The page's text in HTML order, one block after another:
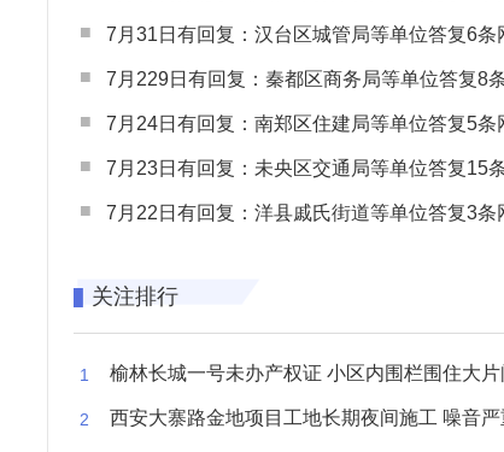
7月31日有回复：汉台区城管局等单位答复6条网民
7月229日有回复：秦都区商务局等单位答复8条网民
7月24日有回复：南郑区住建局等单位答复5条网民
7月23日有回复：未央区交通局等单位答复15条网民
7月22日有回复：洋县戚氏街道等单位答复3条网民
关注排行
榆林长城一号未办产权证 小区内围栏围住大片闲置
西安大寨路金地项目工地长期夜间施工 噪音严重